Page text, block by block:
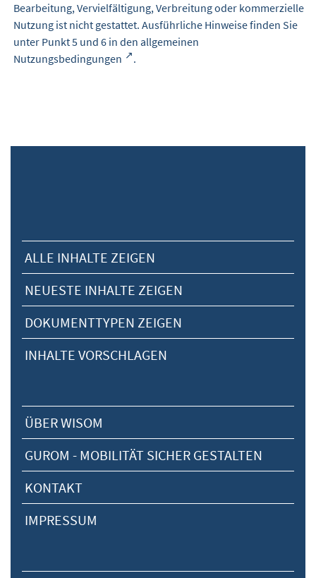
Bearbeitung, Vervielfältigung, Verbreitung oder kommerzielle
Nutzung ist nicht gestattet. Ausführliche Hinweise finden Sie
unter Punkt 5 und 6 in den allgemeinen
Nutzungsbedingungen
.
ALLE INHALTE ZEIGEN
NEUESTE INHALTE ZEIGEN
DOKUMENTTYPEN ZEIGEN
INHALTE VORSCHLAGEN
ÜBER WISOM
GUROM - MOBILITÄT SICHER GESTALTEN
KONTAKT
IMPRESSUM